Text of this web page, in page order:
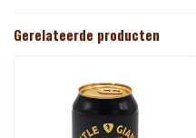
Gerelateerde producten